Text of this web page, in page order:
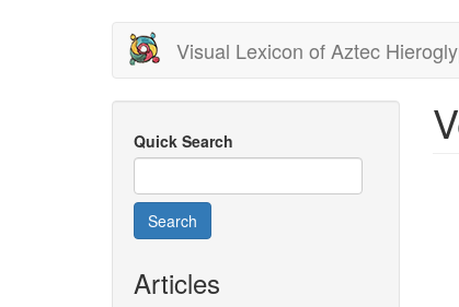
Visual Lexicon of Aztec
Quick Search
Search
Articles